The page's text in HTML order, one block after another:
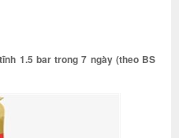
1.5 bar trong 7 ngày (theo BS